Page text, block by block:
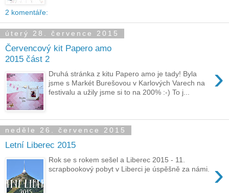
2 komentáře:
úterý 28. července 2015
Červencový kit Papero amo
2015 část 2
›
Druhá stránka z kitu Papero amo je tady! Byla
jsme s Markét Burešovou v Karlových Varech na
festivalu a užily jsme si to na 200% :-) To j...
neděle 26. července 2015
Letní Liberec 2015
›
Rok se s rokem sešel a Liberec 2015 - 11.
scrapbookový pobyt v Liberci je úspěšně za námi.